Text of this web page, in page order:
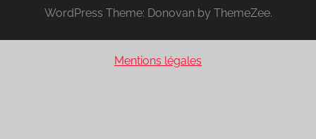
WordPress Theme: Donovan by ThemeZee.
Mentions légales